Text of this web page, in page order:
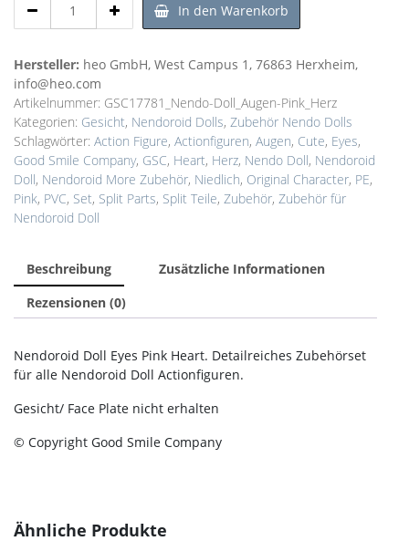
Doll
More
Zubehör
-
Set
Doll
Eyes
-
Pink
Herz
In den Warenkorb
Hersteller: heo GmbH, West Campus 1, 76863 Herxheim,
info@heo.com
Artikelnummer: GSC17781_Nendo-Doll_Augen-Pink_Herz
Kategorien: Gesicht, Nendoroid Dolls, Zubehör Nendo Dolls
Schlagwörter: Action Figure, Actionfiguren, Augen, Cute, Eyes,
Good Smile Company, GSC, Heart, Herz, Nendo Doll, Nendoroid
Doll, Nendoroid More Zubehör, Niedlich, Original Character, PE,
Pink, PVC, Set, Split Parts, Split Teile, Zubehör, Zubehör für
Nendoroid Doll
Beschreibung
Zusätzliche Informationen
Rezensionen (0)
Nendoroid Doll Eyes Pink Heart. Detailreiches Zubehörset
für alle Nendoroid Doll Actionfiguren.
Gesicht/ Face Plate nicht erhalten
© Copyright Good Smile Company
Ähnliche Produkte